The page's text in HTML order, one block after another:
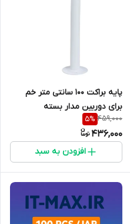
پایه براکت 100 سانتی متر خم
برای دوربین مدار بسته
459,000
5%
436,000
افزودن به سبد